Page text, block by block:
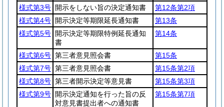
様式第3号 開示をしない旨の決定通知書
第12条第2項
様式第4号 開示決定等期限延長通知書
第13条
様式第5号 開示決定等期限特例延長通知
書
第14条
様式第6号 第三者意見照会書
第15条
様式第7号 第三者意見照会書
第15条第2項
様式第8号 第三者開示決定等意見書
第15条第3項
様式第9号 開示決定通知を行った旨の反
対意見書提出者への通知書
第15条第7項